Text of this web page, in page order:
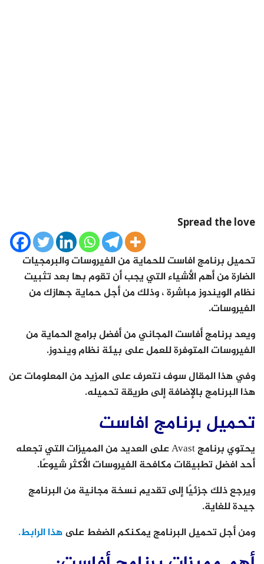
Spread the love
تحميل برنامج افاست للحماية من الفيروسات والبرمجيات
الضارة من أهم الأشياء التي يجب أن تقوم بها بعد تثبيت
نظام الويندوز مباشرة ، وذلك من أجل حماية جهازك من
الفيروسات.
ويعد برنامج أفاست المجاني من أفضل برامج الحماية من
الفيروسات المتوفرة للعمل على بيئة نظام ويندوز.
وفي هذا المقال سوف نتعرف على المزيد من المعلومات عن
هذا البرنامج بالإضافة إلى طريقة تحميله.
تحميل برنامج افاست
يحتوي برنامج Avast على العديد من المميزات التي تجعله
أحد افضل تطبيقات مكافحة الفيروسات الأكثر شيوعًا.
ويرجع ذلك جزئيًا إلى تقديم نسخة مجانية من البرنامج
جيدة للغاية.
ومن أجل تحميل البرنامج يمكنكم الضغط علىهذا الرابط.